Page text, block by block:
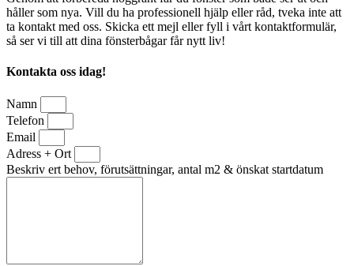
håller som nya. Vill du ha professionell hjälp eller råd, tveka inte att
ta kontakt med oss. Skicka ett mejl eller fyll i vårt kontaktformulär,
så ser vi till att dina fönsterbågar får nytt liv!
Kontakta oss idag!
Namn
Telefon
Email
Adress + Ort
Beskriv ert behov, förutsättningar, antal m2 & önskat startdatum